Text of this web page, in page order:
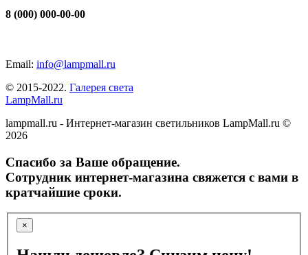
8 (000) 000-00-00
Email: info@lampmall.ru
© 2015-2022. Галерея света
LampMall.ru
lampmall.ru - Интернет-магазин светильников LampMall.ru ©
2026
Спасибо за Ваше обращение.
Сотрудник интернет-магазина свяжется с вами в
кратчайшие сроки.
×